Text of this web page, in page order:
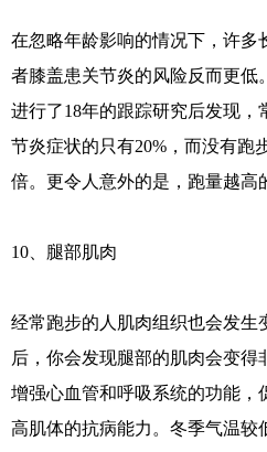
在忽略年龄影响的情况下，许多
者膝盖患关节炎的风险反而更低
进行了18年的跟踪研究后发现，
节炎症状的只有20%，而没有跑
倍。更令人意外的是，跑量越高
10、腿部肌肉
经常跑步的人肌肉组织也会发生
后，你会发现腿部的肌肉会变
增强心血管和呼吸系统的功能，
高肌体的抗病能力。冬季气温较